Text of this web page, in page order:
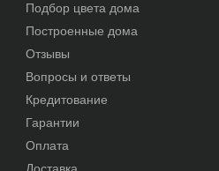
Подбор цвета дома
Построенные дома
Отзывы
Вопросы и ответы
Кредитование
Гарантии
Оплата